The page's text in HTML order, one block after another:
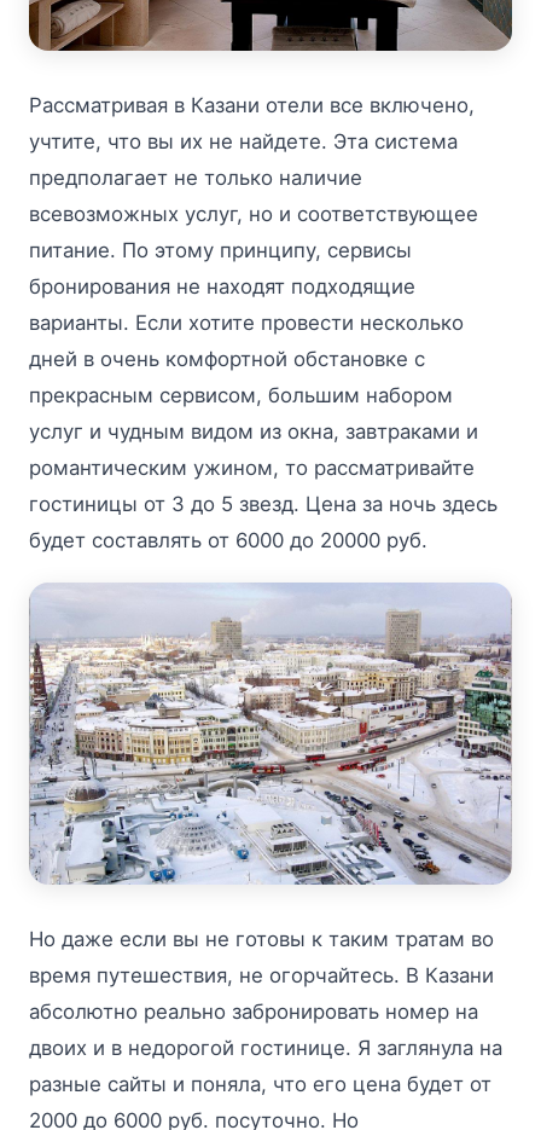
Рассматривая в Казани отели все включено,
учтите, что вы их не найдете. Эта система
предполагает не только наличие
всевозможных услуг, но и соответствующее
питание. По этому принципу, сервисы
бронирования не находят подходящие
варианты. Если хотите провести несколько
дней в очень комфортной обстановке с
прекрасным сервисом, большим набором
услуг и чудным видом из окна, завтраками и
романтическим ужином, то рассматривайте
гостиницы от 3 до 5 звезд. Цена за ночь здесь
будет составлять от 6000 до 20000 руб.
Но даже если вы не готовы к таким тратам во
время путешествия, не огорчайтесь. В Казани
абсолютно реально забронировать номер на
двоих и в недорогой гостинице. Я заглянула на
разные сайты и поняла, что его цена будет от
2000 до 6000 руб. посуточно. Но